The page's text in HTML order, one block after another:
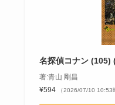
名探偵コナン (105)
著:青山 剛昌
¥594
（2026/07/10 10:53